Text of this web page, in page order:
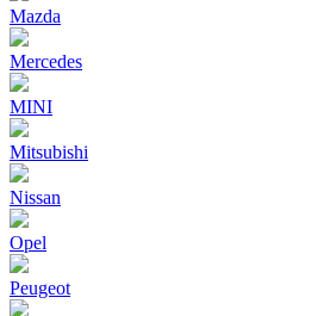
Mazda
Mercedes
MINI
Mitsubishi
Nissan
Opel
Peugeot